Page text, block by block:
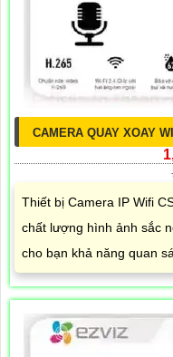
CAMERA QUAY XOAY
Thiết bị Camera IP Wifi
chất lượng hình ảnh sắc
cho bạn khả năng quan